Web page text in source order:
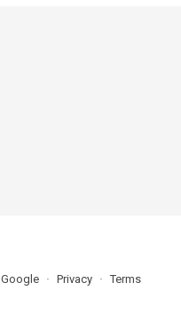
Google Privacy Terms